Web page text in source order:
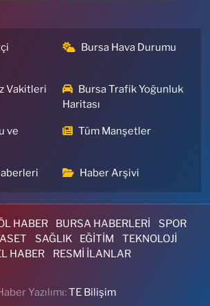
Bursa Hava Durumu
Vakitleri
Bursa Trafik Yoğunluk
Haritası
ve
Tüm Manşetler
Haber Arşivi
HABER BURSA HABERLERİ
SPOR
SAĞLIK EĞİTİM
TEKNOLOJİ
HABER
RESMİ İLANLAR
Yazılımı:TE Bilişim